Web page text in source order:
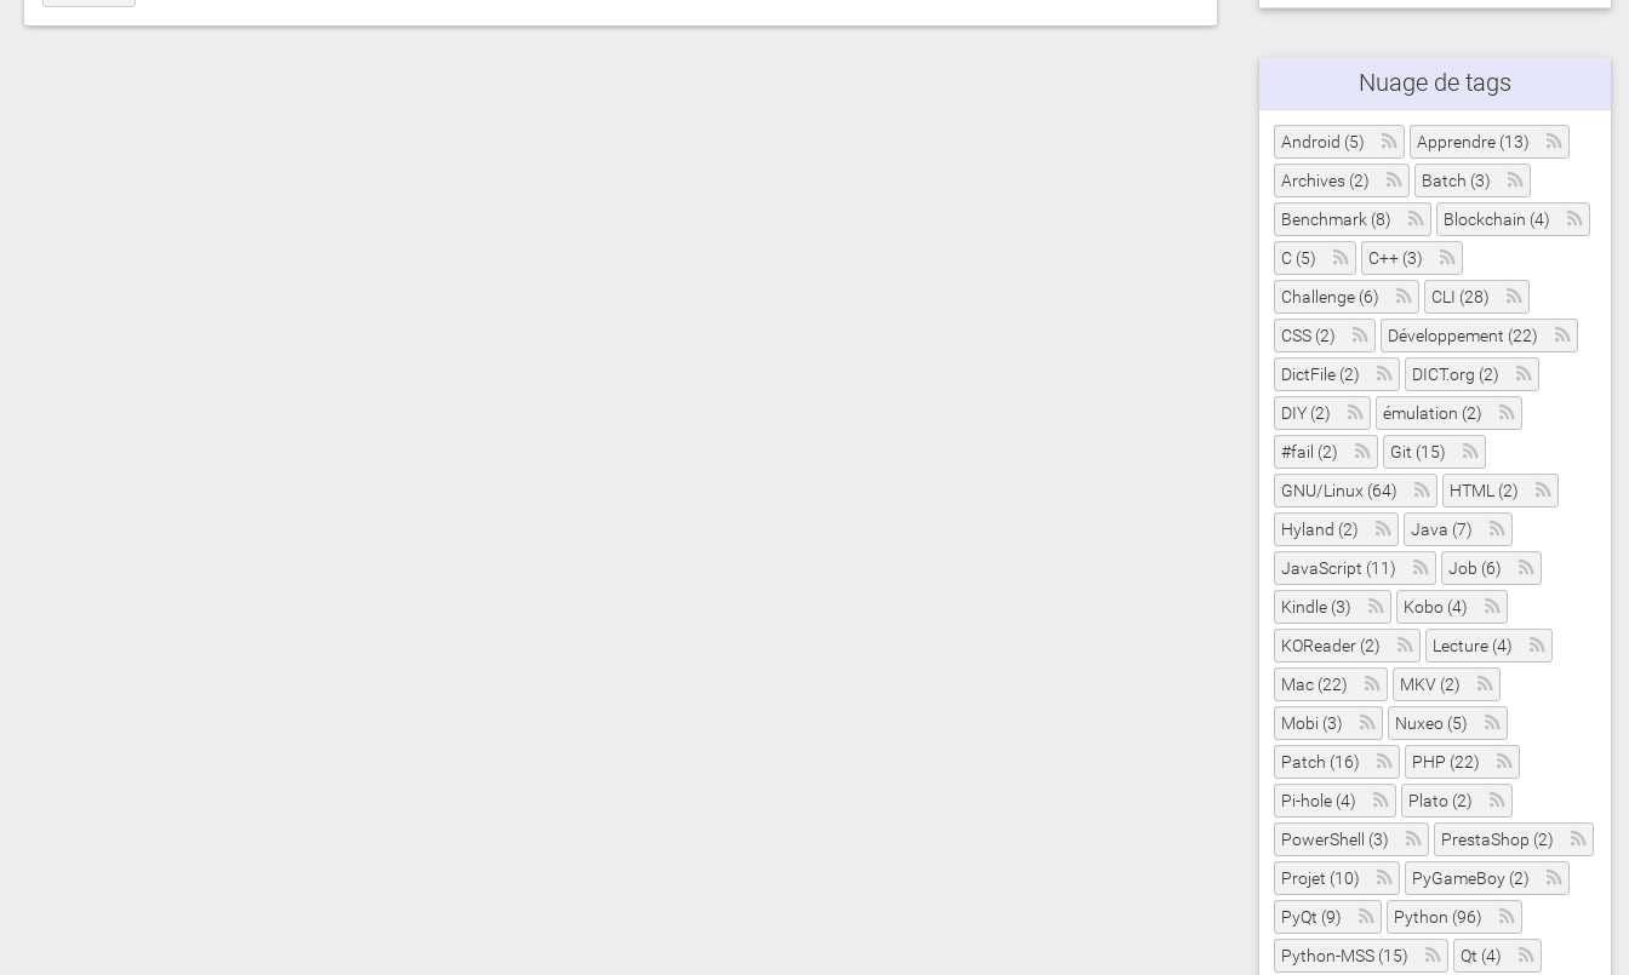
Nuage de tags
Android (5)
Apprendre (13)
Archives (2)
Batch (3)
Benchmark (8)
Blockchain (4)
C (5)
C++ (3)
Challenge (6)
CLI (28)
CSS (2)
Développement (22)
DictFile (2)
DICT.org (2)
DIY (2)
émulation (2)
#fail (2)
Git (15)
GNU/Linux (64)
HTML (2)
Hyland (2)
Java (7)
JavaScript (11)
Job (6)
Kindle (3)
Kobo (4)
KOReader (2)
Lecture (4)
Mac (22)
MKV (2)
Mobi (3)
Nuxeo (5)
Patch (16)
PHP (22)
Pi-hole (4)
Plato (2)
PowerShell (3)
PrestaShop (2)
Projet (10)
PyGameBoy (2)
PyQt (9)
Python (96)
Python-MSS (15)
Qt (4)